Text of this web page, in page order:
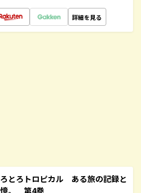
詳細を見る
とろトロピカル ある旅の記録と
。 第4巻